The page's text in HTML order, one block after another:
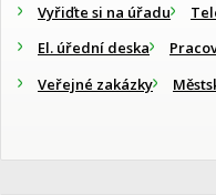
Vyřiďte si na úřadu
El. úřední deska
Veřejné zakázky